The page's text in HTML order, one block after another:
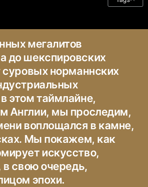
мегалитов
до шекспировских
суровых норманнских
этом таймлайне,
Англии, мы проследим,
воплощался в камне,
Мы покажем, как
искусство,
в свою очередь,
эпохи.